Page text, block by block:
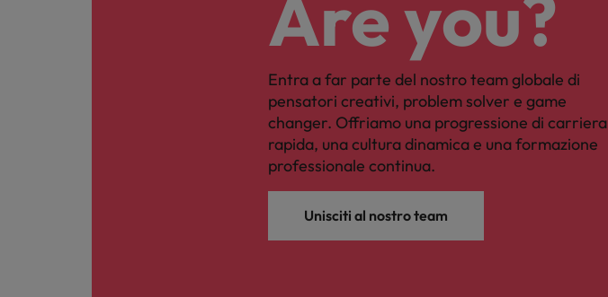
Are you?
Entra a far parte del nostro team globale di
pensatori creativi, problem solver e game
changer. Offriamo una progressione di carriera
rapida, una cultura dinamica e una formazione
professionale continua.
Unisciti al nostro team